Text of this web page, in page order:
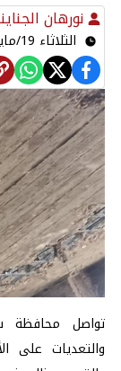
نورهان
الثلاثاء 19/مايو/2026 - 03:43 م
تواصل محافظة
والتعديات على